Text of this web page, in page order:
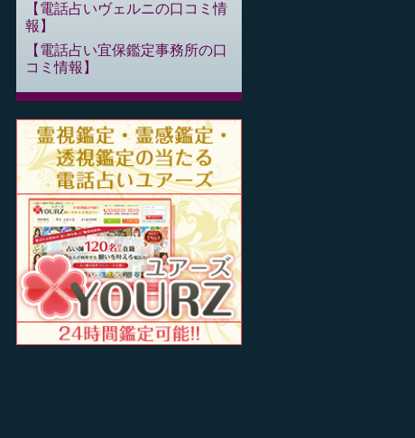
電話占いヴェルニの口コミ情
報
電話占い宜保鑑定事務所の口
コミ情報